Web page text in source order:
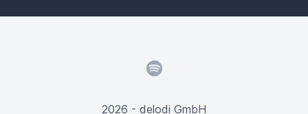
Spotify
2026 - delodi GmbH